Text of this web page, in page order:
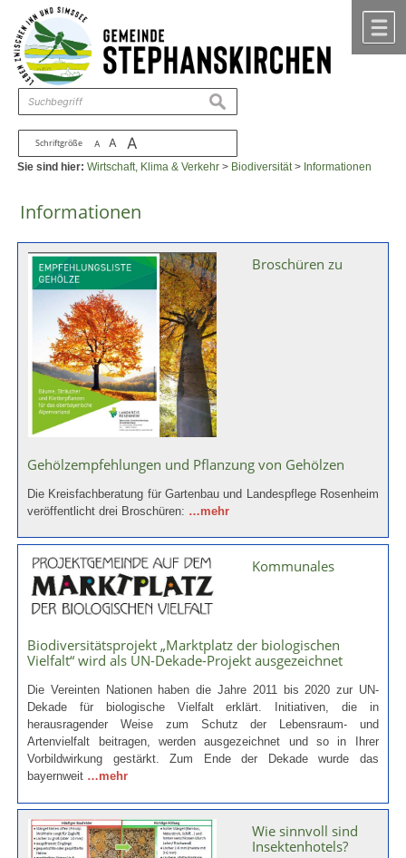
Zum Inhalt ,zur Navigation
Schriftgröße A A A
suchen
Sie sind hier: Wirtschaft, Klima & Verkehr > Biodiversität > Informationen
Informationen
Broschüren zu
Gehölzempfehlungen und Pflanzung von Gehölzen
Die Kreisfachberatung für Gartenbau und Landespflege Rosenheim
veröffentlicht drei Broschüren: …mehr
Kommunales
Biodiversitätsprojekt „Marktplatz der biologischen
Vielfalt“ wird als UN-Dekade-Projekt ausgezeichnet
Die Vereinten Nationen haben die Jahre 2011 bis 2020 zur UN-
Dekade für biologische Vielfalt erklärt. Initiativen, die in
herausragender Weise zum Schutz der Lebensraum- und
Artenvielfalt beitragen, werden ausgezeichnet und so in Ihrer
Vorbildwirkung gestärkt. Zum Ende der Dekade wurde das
bayernweit …mehr
Wie sinnvoll sind
Insektenhotels?